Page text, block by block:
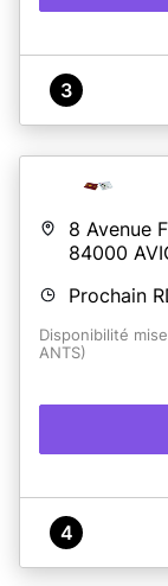
3
8 Avenue
84000
Prochain
Disponibilité
ANTS)
4